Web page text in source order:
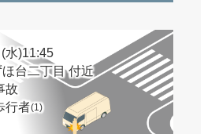
水)11:45
台二丁目 付近
故
行者(1)